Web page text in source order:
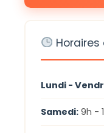
Lundi -
Samedi: 9h -